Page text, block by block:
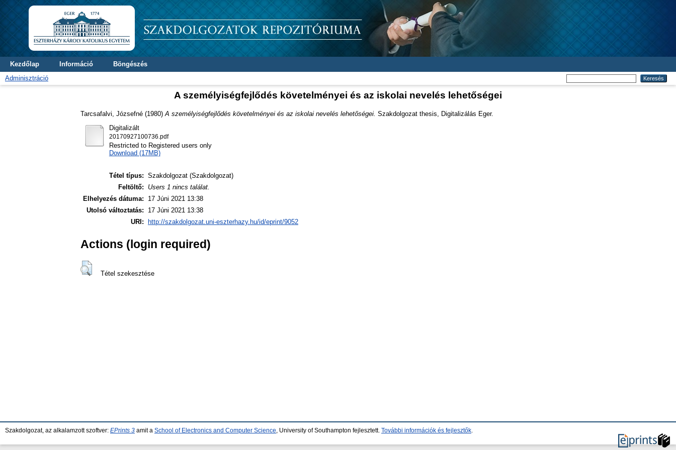
Kezdőlap Információ
Böngészés
Adminisztráció
A személyiségfejlődés követelményei és az iskolai nevelés lehetőségei
Tarcsafalvi, Józsefné (1980) A személyiségfejlődés követelményei és az iskolai nevelés lehetőségei. Szakdolgozat thesis, Digitalizálás Eger.
Digitalizált
20170927100736.pdf
Restricted to Registered users only
Download (17MB)
Tétel típus: Szakdolgozat (Szakdolgozat)
Feltöltő:
Users 1 nincs találat.
Elhelyezés dátuma:
17 Júni 2021 13:38
Utolsó változtatás:
17 Júni 2021 13:38
URI:
http://szakdolgozat.uni-eszterhazy.hu/id/eprint/9052
Actions (login required)
Tétel szekesztése
Szakdolgozat, az alkalamzott szoftver: EPrints 3 amit a School of Electronics and Computer Science , University of Southampton fejlesztett. További információk és fejlesztők